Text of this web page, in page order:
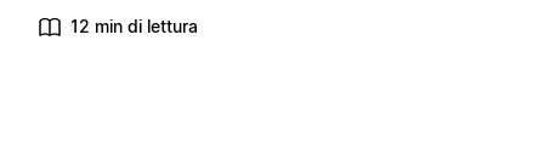
12 min di lettura